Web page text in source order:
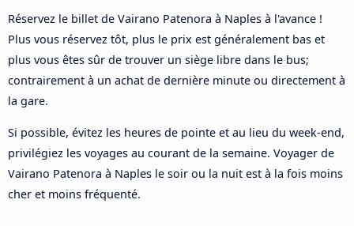
Réservez le billet de Vairano Patenora à Naples à l'avance !
Plus vous réservez tôt, plus le prix est généralement bas et
plus vous êtes sûr de trouver un siège libre dans le bus;
contrairement à un achat de dernière minute ou directement à
la gare.
Si possible, évitez les heures de pointe et au lieu du week-end,
privilégiez les voyages au courant de la semaine. Voyager de
Vairano Patenora à Naples le soir ou la nuit est à la fois moins
cher et moins fréquenté.